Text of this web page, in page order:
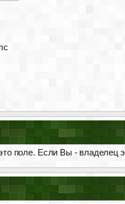
поле. Если Вы - владелец